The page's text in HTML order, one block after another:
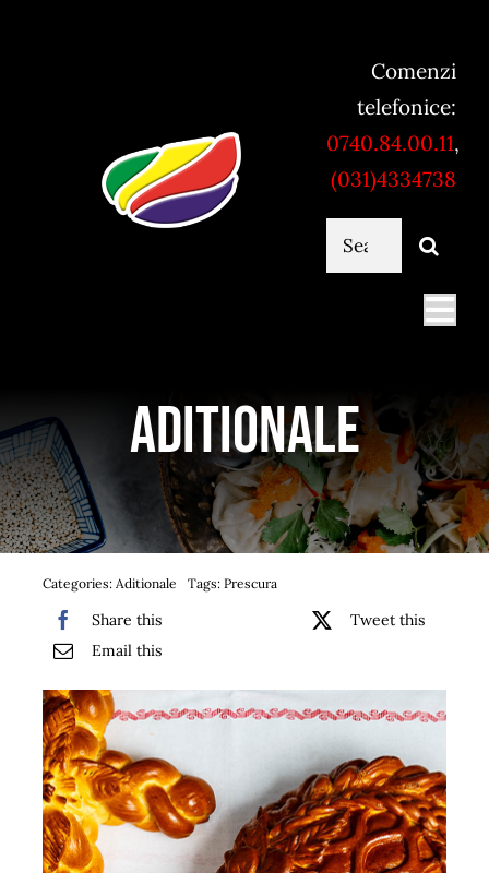
Comenzi
telefonice:
0740.84.00.11,
(031)4334738
Cautare...
Servicii catering
Bufet suedez si Coffee Break
Sushi
Oferta
Cos
Aditionale
Categories: Aditionale Tags: Prescura
Share this
Tweet this
Email this